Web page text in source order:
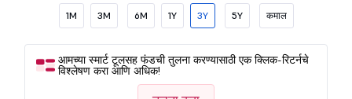
1M 3M 6M 1Y 3Y 5Y कमाल
आमच्या स्मार्ट टूलसह फंडची तुलना करण्यासाठी एक क्लिक-रिटर्नचे
विश्लेषण करा आणि अधिक!